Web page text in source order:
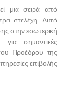
μια σειρά από
στελέχη. Αυτό
στην εσωτερική
σημαντικές
Προέδρου της
επιβολής